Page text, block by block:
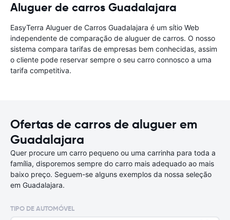
Aluguer de carros Guadalajara
EasyTerra Aluguer de Carros Guadalajara é um sítio Web
independente de comparação de aluguer de carros. O nosso
sistema compara tarifas de empresas bem conhecidas, assim
o cliente pode reservar sempre o seu carro connosco a uma
tarifa competitiva.
Ofertas de carros de aluguer em
Guadalajara
Quer procure um carro pequeno ou uma carrinha para toda a
família, disporemos sempre do carro mais adequado ao mais
baixo preço. Seguem-se alguns exemplos da nossa seleção
em Guadalajara.
TIPO DE AUTOMÓVEL